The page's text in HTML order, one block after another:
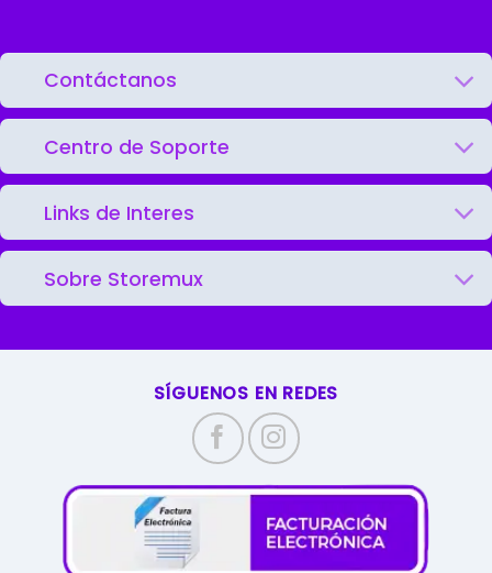
Contáctanos
Centro de Soporte
Links de Interes
Sobre Storemux
SÍGUENOS EN REDES